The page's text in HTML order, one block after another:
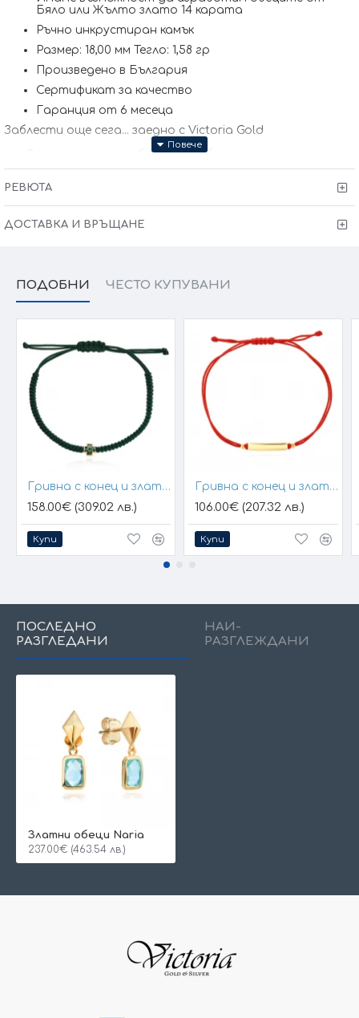
Бяло или Жълто злато 14 карата
Ръчно инкрустиран камък
Размер: 18,00 мм Тегло: 1,58 гр
Произведено в България
Сертификат за качество
Гаранция от 6 месеца
Заблести още сега... заедно с Victoria Gold
Защото всичко хубаво е с теб
нашите продукти се изработват ръчно +/- 10% според
изисквания за изработката.
РЕВЮТА
ДОСТАВКА И ВРЪЩАНЕ
ПОДОБНИ ЧЕСТО КУПУВАНИ
Гривна с конец и златен елемент кръст
158.00€ (309.02 лв.)
Купи
Гривна с конец и златна плочка за гравиране
106.00€ (207.32 лв.)
Купи
ПОСЛЕДНО
РАЗГЛЕДАНИ
НАЙ-
РАЗГЛЕЖДАНИ
Златни обеци Naria
237.00€ (463.54 лв.)